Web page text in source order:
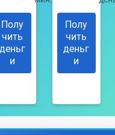
Полу
чить
деньг
и
Полу
чить
деньг
и